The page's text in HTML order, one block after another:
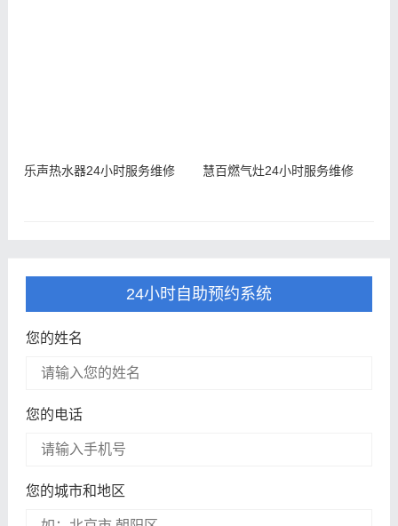
乐声热水器24小时服务维修 慧百燃气灶24小时服务维修
24小时自助预约系统
您的姓名
您的电话
您的城市和地区